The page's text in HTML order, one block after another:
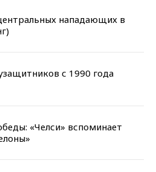
нападающих в
с 1990 года
«Челси» вспоминает